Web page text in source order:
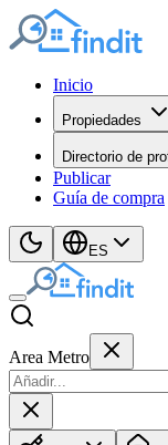
Inicio
Propiedades
Directorio de
Publicar
Guía de compra
ES
Area Metro